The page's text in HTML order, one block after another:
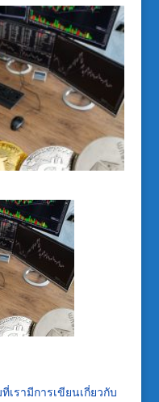
รามีการเขียนเกี่ยวกับ